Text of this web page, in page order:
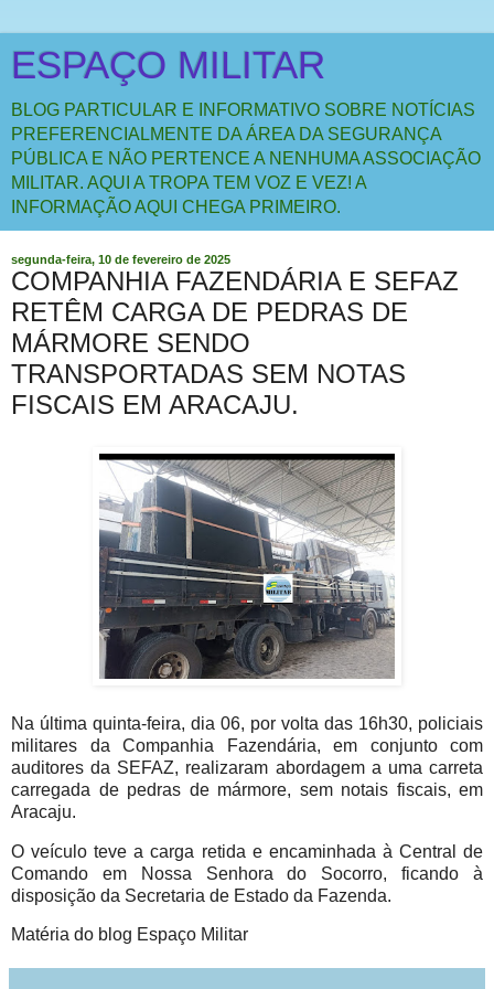
ESPAÇO MILITAR
BLOG PARTICULAR E INFORMATIVO SOBRE NOTÍCIAS
PREFERENCIALMENTE DA ÁREA DA SEGURANÇA
PÚBLICA E NÃO PERTENCE A NENHUMA ASSOCIAÇÃO
MILITAR. AQUI A TROPA TEM VOZ E VEZ! A
INFORMAÇÃO AQUI CHEGA PRIMEIRO.
segunda-feira, 10 de fevereiro de 2025
COMPANHIA FAZENDÁRIA E SEFAZ
RETÊM CARGA DE PEDRAS DE
MÁRMORE SENDO
TRANSPORTADAS SEM NOTAS
FISCAIS EM ARACAJU.
Na última quinta-feira, dia 06, por volta das 16h30, policiais
militares da Companhia Fazendária, em conjunto com
auditores da SEFAZ, realizaram abordagem a uma carreta
carregada de pedras de mármore, sem notais fiscais, em
Aracaju.
O veículo teve a carga retida e encaminhada à Central de
Comando em Nossa Senhora do Socorro, ficando à
disposição da Secretaria de Estado da Fazenda.
Matéria do blog Espaço Militar